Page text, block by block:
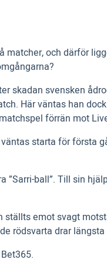
och därför
skadan svensken
Här väntas han
förrän mot
starta för första
ball”. Till sin
emot svagt
rödsvarta drar